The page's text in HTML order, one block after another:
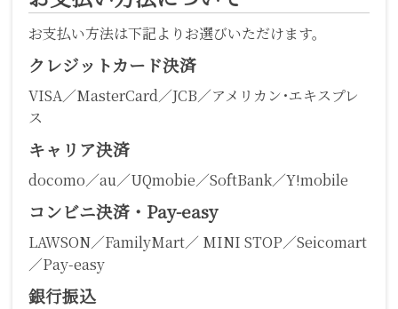
お支払い方法は下記よりお選びいただけます。
クレジットカード決済
VISA／MasterCard／JCB／アメリカン･エキスプレ
ス
キャリア決済
docomo／au／UQmobie／SoftBank／Y!mobile
コンビニ決済・Pay-easy
LAWSON／FamilyMart／ MINI STOP／Seicomart
／Pay-easy
銀行振込